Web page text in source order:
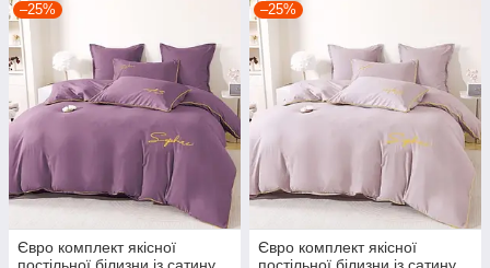
–25%
Євро комплект якісної
–25%
Євро комплект якісної